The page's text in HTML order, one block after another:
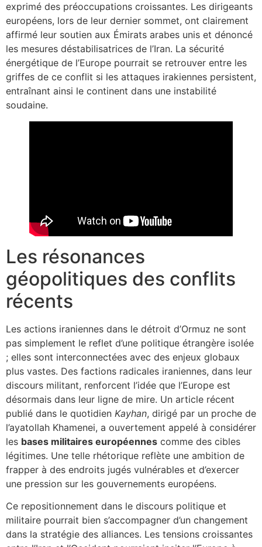
exprimé des préoccupations croissantes. Les dirigeants
européens, lors de leur dernier sommet, ont clairement
affirmé leur soutien aux Émirats arabes unis et dénoncé
les mesures déstabilisatrices de l’Iran. La sécurité
énergétique de l’Europe pourrait se retrouver entre les
griffes de ce conflit si les attaques irakiennes persistent,
entraînant ainsi le continent dans une instabilité
soudaine.
Les résonances
géopolitiques des conflits
récents
Les actions iraniennes dans le détroit d’Ormuz ne sont
pas simplement le reflet d’une politique étrangère isolée
; elles sont interconnectées avec des enjeux globaux
plus vastes. Des factions radicales iraniennes, dans leur
discours militant, renforcent l’idée que l’Europe est
désormais dans leur ligne de mire. Un article récent
publié dans le quotidien Kayhan, dirigé par un proche de
l’ayatollah Khamenei, a ouvertement appelé à considérer
les bases militaires européennes comme des cibles
légitimes. Une telle rhétorique reflète une ambition de
frapper à des endroits jugés vulnérables et d’exercer
une pression sur les gouvernements européens.
Ce repositionnement dans le discours politique et
militaire pourrait bien s’accompagner d’un changement
dans la stratégie des alliances. Les tensions croissantes